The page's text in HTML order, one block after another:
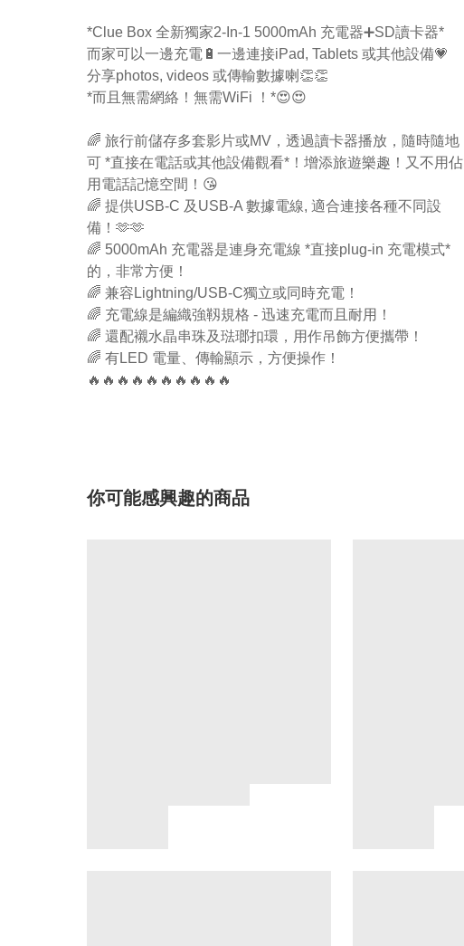
*Clue Box 全新獨家2-In-1 5000mAh 充電器➕SD讀卡器*
而家可以一邊充電🔋一邊連接iPad, Tablets 或其他設備💗
分享photos, videos 或傳輸數據喇👏👏
*而且無需網絡！無需WiFi ！*😍😍
🌈 旅行前儲存多套影片或MV，透過讀卡器播放，隨時隨地
可 *直接在電話或其他設備觀看*！增添旅遊樂趣！又不用佔
用電話記憶空間！😘
🌈 提供USB-C 及USB-A 數據電線, 適合連接各種不同設
備！🫶🫶
🌈 5000mAh 充電器是連身充電線 *直接plug-in 充電模式*
的，非常方便！
🌈 兼容Lightning/USB-C獨立或同時充電！
🌈 充電線是編織強靱規格 - 迅速充電而且耐用！
🌈 還配襯水晶串珠及琺瑯扣環，用作吊飾方便攜帶！
🌈 有LED 電量、傳輸顯示，方便操作！
🔥🔥🔥🔥🔥🔥🔥🔥🔥🔥
你可能感興趣的商品